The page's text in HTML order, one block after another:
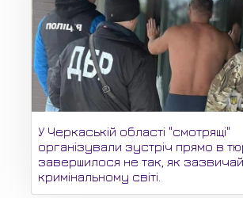
У Черкаській області "смотрящі"
організували зустріч прямо в
завершилося не так, як
кримінальному світі.